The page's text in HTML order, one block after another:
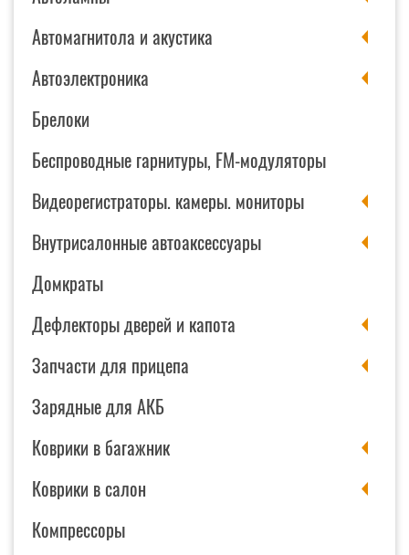
Автомагнитола и акустика
Автоэлектроника
Брелоки
Беспроводные гарнитуры, FM-модуляторы
Видеорегистраторы. камеры. мониторы
Внутрисалонные автоаксессуары
Домкраты
Дефлекторы дверей и капота
Запчасти для прицепа
Зарядные для АКБ
Коврики в багажник
Коврики в салон
Компрессоры